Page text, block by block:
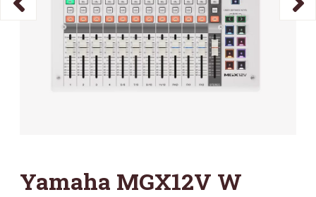
Yamaha MGX12V W